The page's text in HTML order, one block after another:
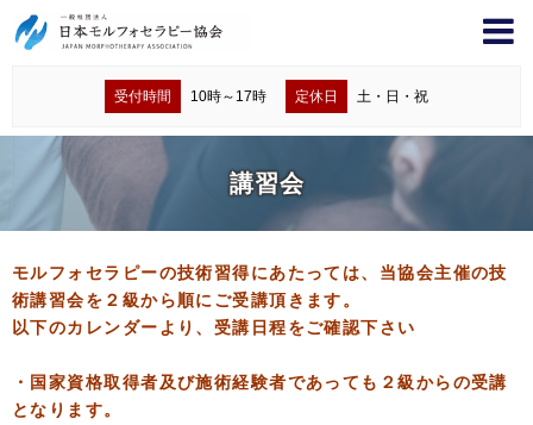
受付時間 10時～17時 定休日 土・日・祝
講習会
モルフォセラピーの技術習得にあたっては、当協会主催の技
術講習会を２級から順にご受講頂きます。
以下のカレンダーより、受講日程をご確認下さい
・国家資格取得者及び施術経験者であっても２級からの受講
となります。